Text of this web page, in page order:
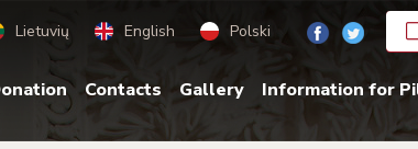
Lietuvių English Polski
Contacts Gallery Information for